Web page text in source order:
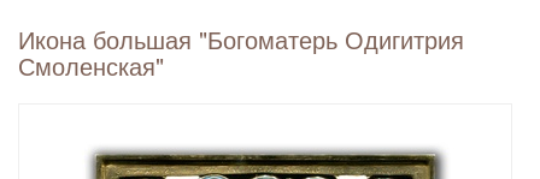
Икона большая "Богоматерь Одигитрия
Смоленская"